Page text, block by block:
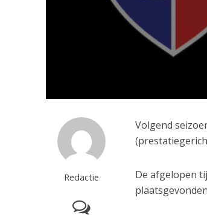
Redactie
Volgend
De afgelopen